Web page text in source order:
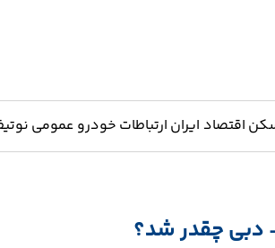
اقتصاد ایران ارتباطات خودرو عمومی
دبی چقدر شد؟